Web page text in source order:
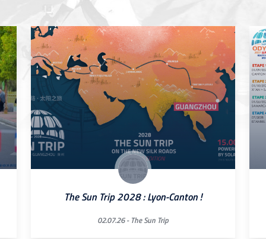
The Sun Trip 2028 : Lyon-Canton !
02.07.26 - The Sun Trip